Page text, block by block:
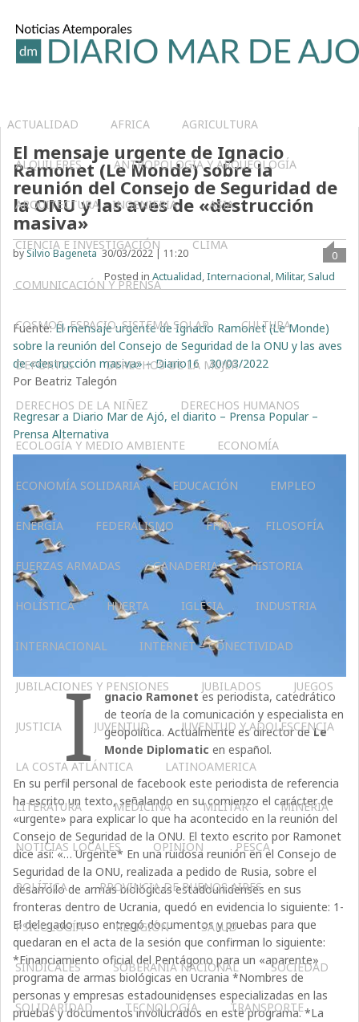
ACTUALIDAD AFRICA AGRICULTURA
ALQUILERES ANTROPOLOGÍA Y ARQUEOLOGÍA
ARQUITECTURA – INGENIERIA ASIA
CIENCIA E INVESTIGACIÓN CLIMA
COMUNICACIÓN Y PRENSA
COSMOS, ESPACIO, SISTEMA SOLAR CULTURA
DEPORTES DERECHOS DE LA MUJER
DERECHOS DE LA NIÑEZ DERECHOS HUMANOS
ECOLOGÍA Y MEDIO AMBIENTE ECONOMÍA
ECONOMÍA SOLIDARIA EDUCACIÓN EMPLEO
ENERGÍA FEDERALISMO FFAA FILOSOFÍA
FUERZAS ARMADAS GANADERIA HISTORIA
HOLÍSTICA HUERTA IGLESIA INDUSTRIA
INTERNACIONAL INTERNET – CONECTIVIDAD
JUBILACIONES Y PENSIONES JUBILADOS JUEGOS
JUSTICIA JUVENTUD JUVENTUD Y ADOLESCENCIA
LA COSTA ATLÁNTICA LATINOAMERICA
LITERATURA MEDICINA MILITAR MINERIA
NOTICIAS LOCALES OPINIÓN PESCA
POLÍTICA PROVINCIA DE BUENOS AIRES
PSICOLOGÍA RELIGIÓN SALUD
SINDICALES SOBERANÍA NACIONAL SOCIEDAD
SOLIDARIDAD TECNOLOGÍA TRANSPORTE
El mensaje urgente de Ignacio
Ramonet (Le Monde) sobre la
reunión del Consejo de Seguridad de
la ONU y las aves de «destrucción
masiva»
bySilvio Bageneta 30/03/2022 | 11:20
0
Posted in Actualidad,Internacional,Militar,Salud
Fuente:El mensaje urgente de Ignacio Ramonet (Le Monde)
sobre la reunión del Consejo de Seguridad de la ONU y las aves
de «destrucción masiva» – Diario1630/03/2022
Por Beatriz Talegón
Regresar a Diario Mar de Ajó, el diarito – Prensa Popular –
Prensa Alternativa
I gnacio Ramonetes periodista, catedrático
de teoría de la comunicación y especialista en
geopolítica. Actualmente es director deLe
Monde Diplomatic en español.
En su perfil personal de facebook este periodista de referencia
ha escrito un texto, señalando en su comienzo el carácter de
«urgente» para explicar lo que ha acontecido en la reunión del
Consejo de Seguridad de la ONU. El texto escrito por Ramonet
dice así: «… Urgente* En una ruidosa reunión en el Consejo de
Seguridad de la ONU, realizada a pedido de Rusia, sobre el
desarrollo de armas biológicas estadounidenses en sus
fronteras dentro de Ucrania, quedó en evidencia lo siguiente: 1-
El delegado ruso entregó documentos y pruebas para que
quedaran en el acta de la sesión que confirman lo siguiente:
*Financiamiento oficial del Pentágono para un «aparente»
programa de armas biológicas en Ucrania *Nombres de
personas y empresas estadounidenses especializadas en las
pruebas y documentos involucrados en este programa. *La